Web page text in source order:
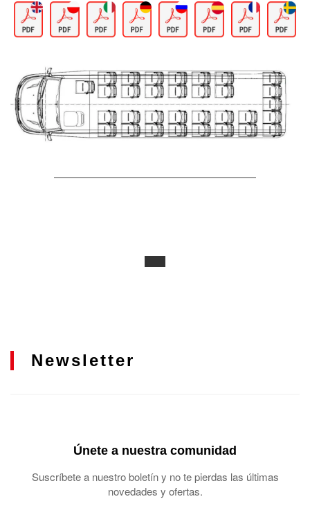
Newsletter
Únete a nuestra comunidad
Suscríbete a nuestro boletín y no te pierdas las últimas
novedades y ofertas.